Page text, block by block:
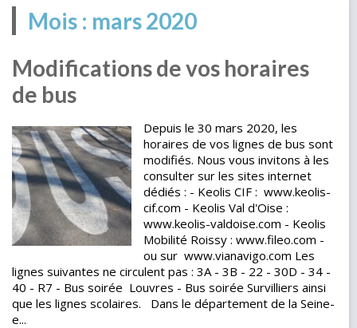
Mois : mars 2020
Modifications de vos horaires
de bus
Depuis le 30 mars 2020, les
horaires de vos lignes de bus sont
modifiés. Nous vous invitons à les
consulter sur les sites internet
dédiés : - Keolis CIF : www.keolis-
cif.com - Keolis Val d'Oise :
www.keolis-valdoise.com - Keolis
Mobilité Roissy : www.fileo.com -
ou sur www.vianavigo.com Les
lignes suivantes ne circulent pas : 3A - 3B - 22 - 30D - 34 -
40 - R7 - Bus soirée Louvres - Bus soirée Survilliers ainsi
que les lignes scolaires. Dans le département de la Seine-
e...